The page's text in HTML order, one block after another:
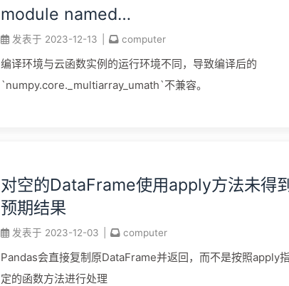
module named
'numpy.core._multiarray_umath'`
发表于 2023-12-13 computer
编译环境与云函数实例的运行环境不同，导致编译后的
`numpy.core._multiarray_umath`不兼容。
对空的DataFrame使用apply方法未得
预期结果
发表于 2023-12-03 computer
Pandas会直接复制原DataFrame并返回，而不是按照apply
定的函数方法进行处理